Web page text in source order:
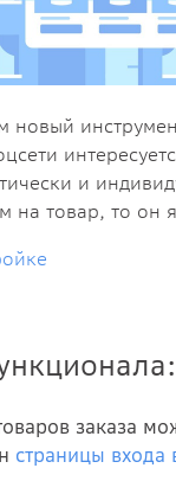
и
товар, то он
заказа
страницы входа